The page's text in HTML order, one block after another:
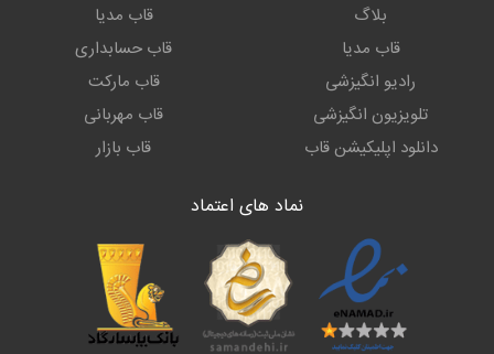
بلاگ
قاب مدیا
رادیو انگیزشی
تلویزیون انگیزشی
دانلود اپلیکیشن قاب
قاب مدیا
قاب حسابداری
قاب مارکت
قاب مهربانی
قاب بازار
نماد های اعتماد